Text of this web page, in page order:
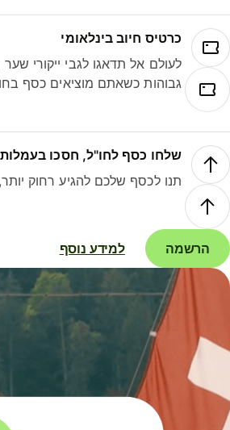
כרטיס חיוב בינלאומי
לעולם אל תדאגו לגבי ייקורי שער
גבוהות כשאתם מוציאים כסף
שלחו כסף לחו"ל, חסכו בעמלות
תנו לכסף שלכם להגיע רחוק
הרשמה למידע נוסף